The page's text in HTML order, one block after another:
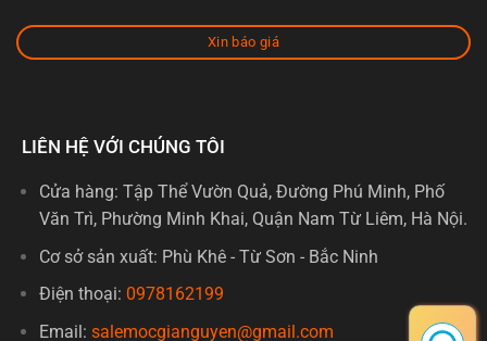
Xin báo giá
LIÊN HỆ VỚI CHÚNG TÔI
Cửa hàng: Tập Thể Vườn Quả, Đường Phú Minh, Phố
Văn Trì, Phường Minh Khai, Quận Nam Từ Liêm, Hà Nội.
Cơ sở sản xuất: Phù Khê - Từ Sơn - Bắc Ninh
Điện thoại: 0978162199
Email: salemocgianguyen@gmail.com